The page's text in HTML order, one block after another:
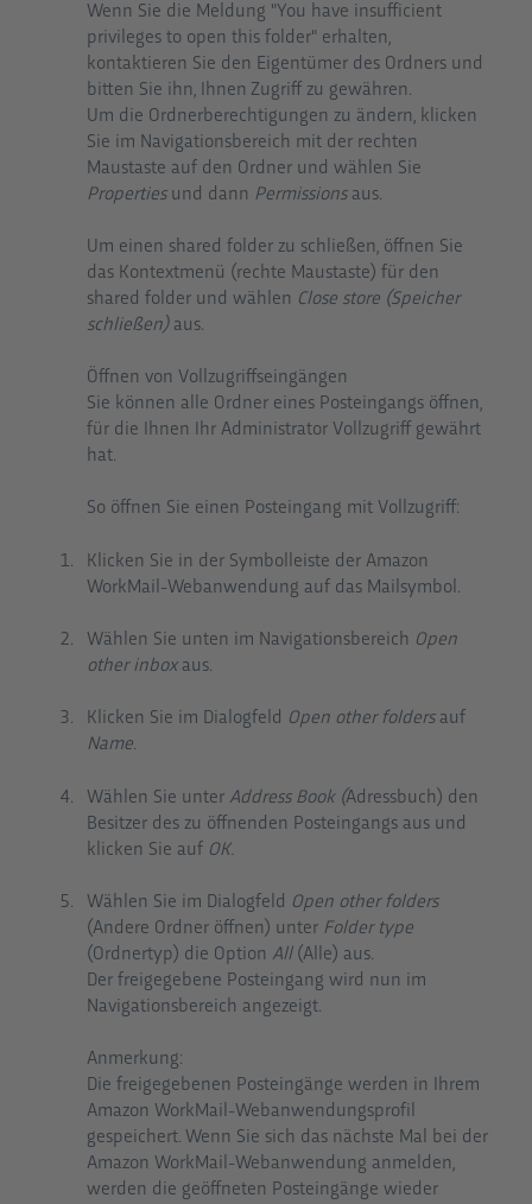
Wenn Sie die Meldung "You have insufficient
privileges to open this folder" erhalten,
kontaktieren Sie den Eigentümer des Ordners und
bitten Sie ihn, Ihnen Zugriff zu gewähren.
Um die Ordnerberechtigungen zu ändern, klicken
Sie im Navigationsbereich mit der rechten
Maustaste auf den Ordner und wählen Sie
Propertiesund dann Permissionsaus.
Um einen shared folder zu schließen, öffnen Sie
das Kontextmenü (rechte Maustaste) für den
shared folder und wählen Close store (Speicher
schließen)aus.
Öffnen von Vollzugriffseingängen
Sie können alle Ordner eines Posteingangs öffnen,
für die Ihnen Ihr Administrator Vollzugriff gewährt
hat.
So öffnen Sie einen Posteingang mit Vollzugriff:
Klicken Sie in der Symbolleiste der Amazon
WorkMail-Webanwendung auf das Mailsymbol.
Wählen Sie unten im Navigationsbereich Open
other inboxaus.
Klicken Sie im Dialogfeld Open other folders auf
Name.
Wählen Sie unter Address Book (Adressbuch) den
Besitzer des zu öffnenden Posteingangs aus und
klicken Sie auf OK.
Wählen Sie im Dialogfeld Open other folders
(Andere Ordner öffnen) unter Folder type
(Ordnertyp) die Option All(Alle) aus.
Der freigegebene Posteingang wird nun im
Navigationsbereich angezeigt.
Anmerkung:
Die freigegebenen Posteingänge werden in Ihrem
Amazon WorkMail-Webanwendungsprofil
gespeichert. Wenn Sie sich das nächste Mal bei der
Amazon WorkMail-Webanwendung anmelden,
werden die geöffneten Posteingänge wieder